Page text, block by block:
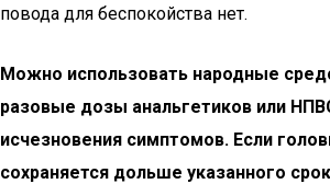
повода для беспокойства нет.
Можно использовать народные
разовые дозы анальгетиков или
исчезновения симптомов. Если
сохраняется дольше указанного